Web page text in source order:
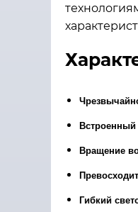
Вращение
Гибкий